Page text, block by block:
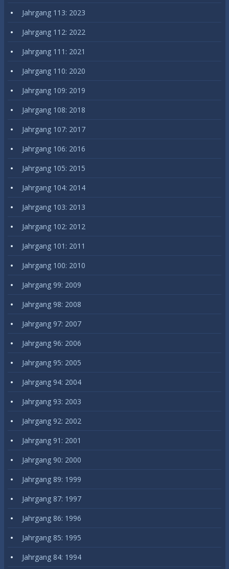
Jahrgang 113: 2023
Jahrgang 112: 2022
Jahrgang 111: 2021
Jahrgang 110: 2020
Jahrgang 109: 2019
Jahrgang 108: 2018
Jahrgang 107: 2017
Jahrgang 106: 2016
Jahrgang 105: 2015
Jahrgang 104: 2014
Jahrgang 103: 2013
Jahrgang 102: 2012
Jahrgang 101: 2011
Jahrgang 100: 2010
Jahrgang 99: 2009
Jahrgang 98: 2008
Jahrgang 97: 2007
Jahrgang 96: 2006
Jahrgang 95: 2005
Jahrgang 94: 2004
Jahrgang 93: 2003
Jahrgang 92: 2002
Jahrgang 91: 2001
Jahrgang 90: 2000
Jahrgang 89: 1999
Jahrgang 87: 1997
Jahrgang 86: 1996
Jahrgang 85: 1995
Jahrgang 84: 1994